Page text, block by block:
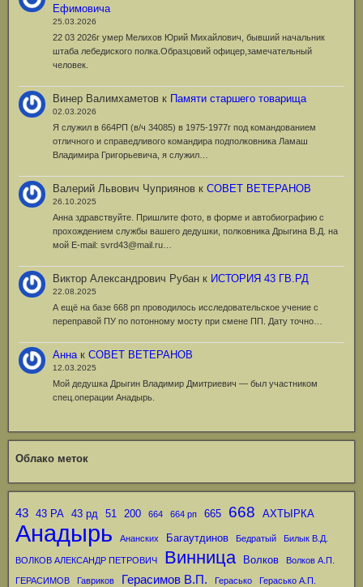
Ефимовича
25.03.2026
22 03 2026г умер Мелихов Юрий Михайлович, бывший начальник
штаба лебедиского полка.Образцовий офицер,замечательный
человек.
Винер Валимхаметов к Памяти старшего товарища
02.03.2026
Я служил в 664РП (в/ч 34085) в 1975-1977г под командованием
отличного и справедливого командира подполковника Ламаш
Владимира Григорьевича, я служил…
Валерий Львович Чуприянов кСОВЕТ ВЕТЕРАНОВ
26.10.2025
Анна здравствуйте. Пришлите фото, в форме и автобиографию с
прохождением службы вашего дедушки, полковника Дрыгина В.Д. на
мой Е-mail: svrd43@mail.ru…
Виктор Александрович Рубан к ИСТОРИЯ 43 ГВ.РД
22.08.2025
А ещё на базе 668 рп проводилось исследовательское учение с
переправой ПУ по потонному мосту при смене ПП. Дату точно…
АннакСОВЕТ ВЕТЕРАНОВ
12.03.2025
Мой дедушка Дрыгин Владимир Дмитриевич — был участником
спец.операции Анадырь.
Облако меток
43 43 РА 43 рд 51 200 664 664 рп 665 668 АХТЫРКА
Анадырь Ананских Багаутдинов Бедратый Билык В.Д.
ВОЛКОВ АЛЕКСАНДР ПЕТРОВИЧ Винница Волков Волков А.П.
ГЕРАСИМОВ Гавриков Герасимов В.П. Герасько Герасько А.П.